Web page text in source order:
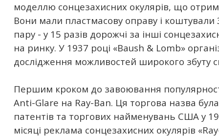
моделлю сонцезахисних окулярів, що
Вони мали пластмасову оправу і
пару - у 15 разів дорожчі за інші
на ринку. У 1937 році «Baush & Lomb»
дослідження можливостей широкого збуту
Першим кроком до завоювання
Anti-Glare на Ray-Ban. Ця торгова назва
патентів та торгових найменувань США у
місяці реклама сонцезахисних окулярів